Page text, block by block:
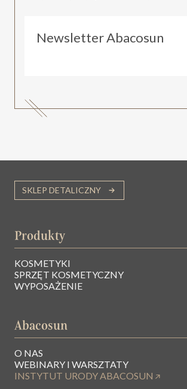
Newsletter Abacosun
SKLEP DETALICZNY
Produkty
KOSMETYKI
SPRZĘT KOSMETYCZNY
WYPOSAŻENIE
Abacosun
O NAS
WEBINARY I WARSZTATY
INSTYTUT URODY ABACOSUN